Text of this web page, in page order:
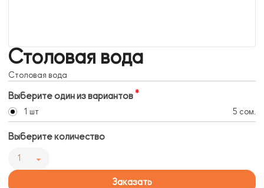
Столовая вода
Столовая вода
Выберите один из вариантов
1 шт 5 сом.
Выберите количество
1
Заказать